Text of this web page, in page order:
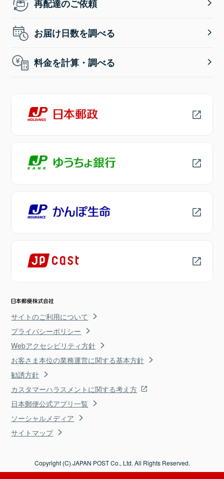
再配達のご依頼
お届け日数を調べる
料金を計算・調べる
サイトのご利用について
プライバシーポリシー
Webアクセシビリティ方針
お客さま本位の業務運営に関する基本方針
勧誘方針
カスタマーハラスメントに関する考え方
日本郵便公式アプリ一覧
ソーシャルメディア
サイトマップ
Copyright (C) JAPAN POST Co., Ltd. All Rights Reserved.